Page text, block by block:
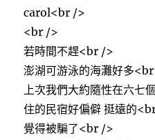
carol<br />
<br />
若時間不趕<br />
澎湖可游泳的海灘好多
上次我們大約隨性在六七
住的民宿好偏僻 挺遠的
覺得被騙了<br />